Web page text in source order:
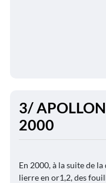
3/
2000
En 2000, à la suite de
lierre en or1,2, des